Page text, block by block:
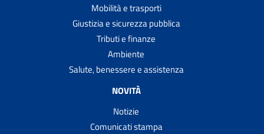
Mobilità e trasporti
Giustizia e sicurezza pubblica
Tributi e finanze
Ambiente
Salute, benessere e assistenza
NOVITÀ
Notizie
Comunicati stampa